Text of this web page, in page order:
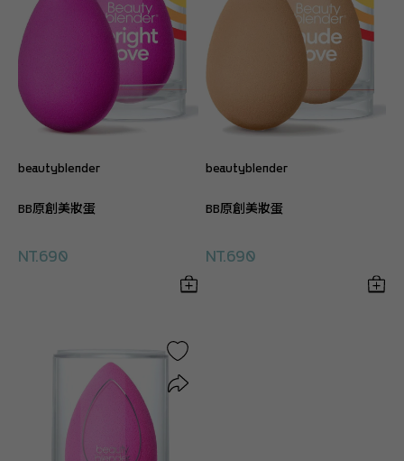
beautyblender
BB原創美妝蛋
NT.690
beautyblender
BB原創美妝蛋
NT.690